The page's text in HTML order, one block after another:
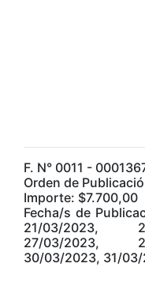
F. N° 0011 -
Orden de
Importe: $7.700,00
Fecha/s de
21/03/2023,
27/03/2023,
30/03/2023, 31/